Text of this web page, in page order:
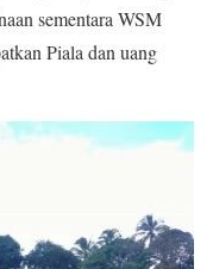
sementara WSM
Piala dan uang